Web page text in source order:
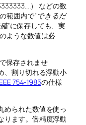
） などの数
範囲内で” できるだ
”に保存しても、実
ような数値は必
保存されませ
、割り切れる浮動小
754-1985の仕様
められた数値を使っ
ります。倍精度浮動